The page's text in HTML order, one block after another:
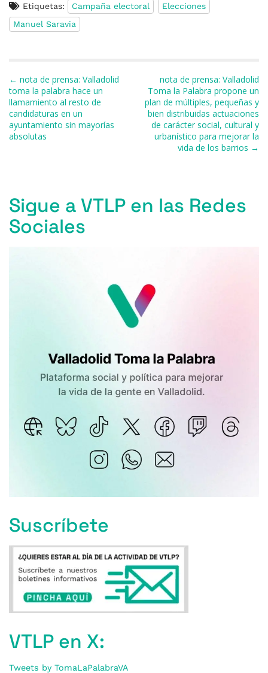
c
e
o
o
k
e
s
y
re
s
at e
m
ai m
ti
r
Etiquetas: Campaña electoral
Elecciones
Manuel Saravia
Navegación de entradas
← nota de prensa: Valladolid
toma la palabra hace un
llamamiento al resto de
candidaturas en un
ayuntamiento sin mayorías
absolutas
nota de prensa: Valladolid
Toma la Palabra propone un
plan de múltiples, pequeñas y
bien distribuidas actuaciones
de carácter social, cultural y
urbanístico para mejorar la
vida de los barrios →
Sigue a VTLP en las Redes
Sociales
Suscríbete
VTLP en X:
Tweets by TomaLaPalabraVA